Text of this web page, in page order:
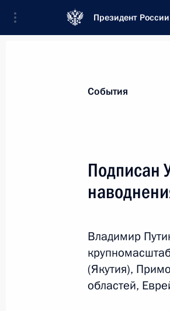
Президент России
на Дальнем
31 августа 2013
События
Подписан
Владимир
(Якутия),
областей,